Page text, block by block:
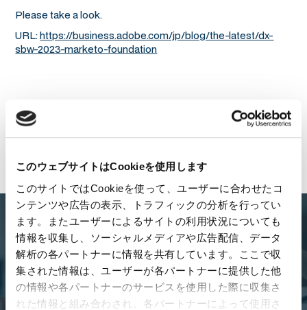
このウェブサイトはCookieを使用します
このサイトではCookieを使って、ユーザーに合わせたコ
ンテンツや広告の表示、トラフィックの分析を行ってい
ます。またユーザーによるサイトの利用状況についても
情報を収集し、ソーシャルメディアや広告配信、データ
解析の各パートナーに情報を共有しています。ここで収
集された情報は、ユーザーが各パートナーに提供した他
の情報や各パートナーのサービスを使用した際に収集さ
れた情報と組み合わされ、各パートナーによって使用さ
Please take a look.
URL:https://business.adobe.com/jp/blog/the-latest/dx-
sbw-2023-marketo-foundation
Back to All News
Looking for the right
business partner?
We're here for you. Contact us to start your journey toward